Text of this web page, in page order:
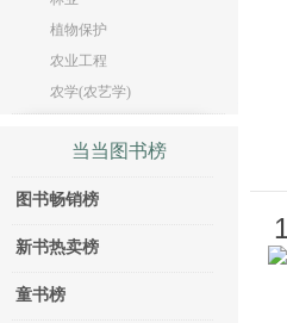
植物保护
农业工程
农学(农艺学)
当当图书榜
图书畅销榜
新书热卖榜
童书榜